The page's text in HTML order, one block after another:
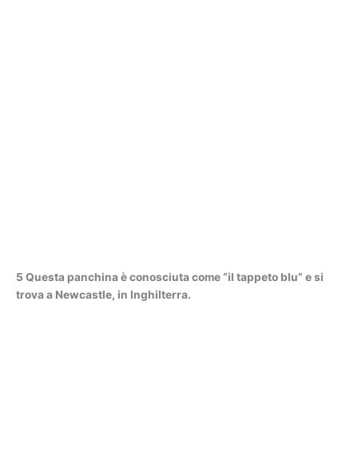
5 Questa panchina è conosciuta come “il tappeto blu” e si
trova a Newcastle, in Inghilterra.